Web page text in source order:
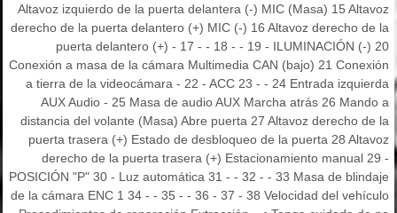
Altavoz izquierdo de la puerta delantera (-) MIC (Masa) 15 Altavoz
derecho de la puerta delantero (+) MIC (-) 16 Altavoz derecho de la
puerta delantero (+) - 17 - - 18 - - 19 - ILUMINACIÓN (-) 20
Conexión a masa de la cámara Multimedia CAN (bajo) 21 Conexión
a tierra de la videocámara - 22 - ACC 23 - - 24 Entrada izquierda
AUX Audio - 25 Masa de audio AUX Marcha atrás 26 Mando a
distancia del volante (Masa) Abre puerta 27 Altavoz derecho de la
puerta trasera (+) Estado de desbloqueo de la puerta 28 Altavoz
derecho de la puerta trasera (+) Estacionamiento manual 29 -
POSICIÓN "P" 30 - Luz automática 31 - - 32 - - 33 Masa de blindaje
de la cámara ENC 1 34 - - 35 - - 36 - 37 - 38 Velocidad del vehículo